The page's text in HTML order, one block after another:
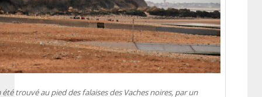
été trouvé au pied des falaises des Vaches noires, par un